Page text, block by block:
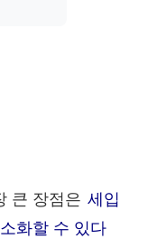
큰 장점은 세입
화할 수 있다